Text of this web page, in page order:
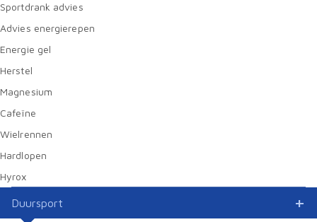
Sportdrank advies
Advies energierepen
Energie gel
Herstel
Magnesium
Cafeïne
Wielrennen
Hardlopen
Hyrox
Duursport